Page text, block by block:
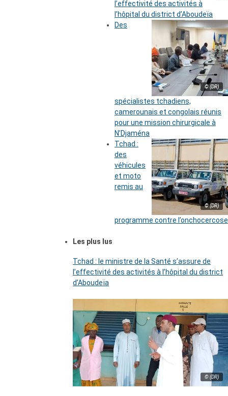
l’effectivité des activités à
l’hôpital du district d’Aboudeïa
© (DR)
Des
spécialistes tchadiens,
camerounais et congolais réunis
pour une mission chirurgicale à
N’Djaména
© (DR)
Tchad :
des
véhicules
et moto
remis au
programme contre l’onchocercose
Les plus lus
Tchad : le ministre de la Santé s’assure de
l’effectivité des activités à l’hôpital du district
d’Aboudeïa
© (DR)